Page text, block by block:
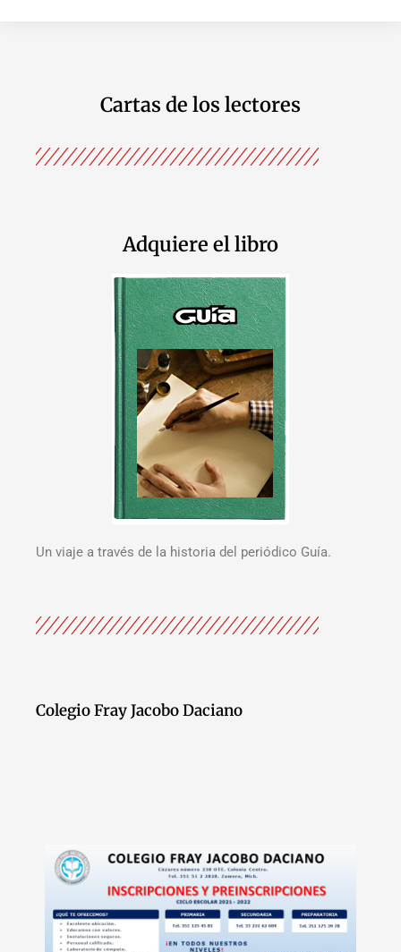
Cartas de los lectores
Adquiere el libro
Un viaje a través de la historia del periódico Guía.
Colegio Fray Jacobo Daciano